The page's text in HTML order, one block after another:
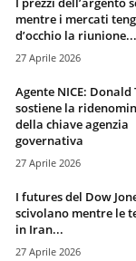
mentre i mercati
d’occhio la riunione...
27 Aprile 2026
Agente NICE: Donald
sostiene la
della chiave agenzia
governativa
27 Aprile 2026
I futures del Dow
scivolano mentre le
in Iran...
27 Aprile 2026